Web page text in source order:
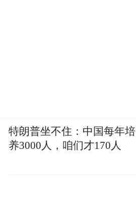
特朗普坐不住：中国每年培
养3000人，咱们才170人